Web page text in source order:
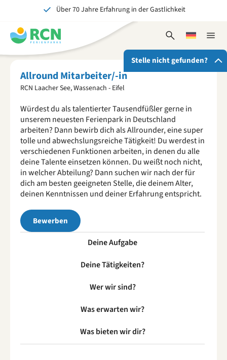
springen
springen
springen
Über 70 Jahre Erfahrung in der Gastlichkeit
Ein tolles Erlebnis für Jung und Alt
Suchformular
öffnen
Wählen
Sie
eine
Sprache
Stelle nicht gefunden?
Reiche deine Initiativbewerbung ein und werde vielleicht
schon bald Teil unseres Teams.
Jetzt bewerben
Allround Mitarbeiter/-in
RCN Laacher See, Wassenach - Eifel
Würdest du als talentierter Tausendfüßler gerne in
unserem neuesten Ferienpark in Deutschland
arbeiten? Dann bewirb dich als Allrounder, eine super
tolle und abwechslungsreiche Tätigkeit! Du werdest in
verschiedenen Funktionen arbeiten, in denen du alle
deine Talente einsetzen können. Du weißt noch nicht,
in welcher Abteilung? Dann suchen wir nach der für
dich am besten geeigneten Stelle, die deinem Alter,
deinen Kenntnissen und deiner Erfahrung entspricht.
Bewerben
Deine Aufgabe
Deine Tätigkeiten?
Wer wir sind?
Was erwarten wir?
Was bieten wir dir?